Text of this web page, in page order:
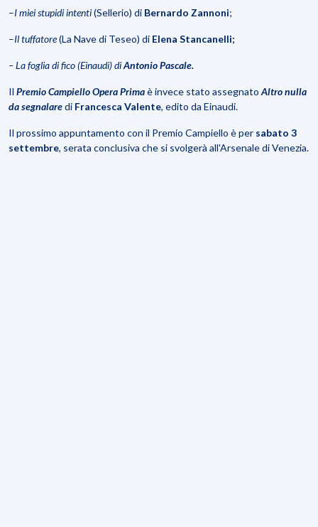
–I miei stupidi intenti(Sellerio) di Bernardo Zannoni;
–Il tuffatore(La Nave di Teseo) di Elena Stancanelli;
– La foglia di fico (Einaudi) diAntonio Pascale.
Il Premio Campiello Opera Primaè invece stato assegnato Altro nulla
da segnalaredi Francesca Valente, edito da Einaudi.
Il prossimo appuntamento con il Premio Campiello è per sabato 3
settembre, serata conclusiva che si svolgerà all'Arsenale di Venezia.